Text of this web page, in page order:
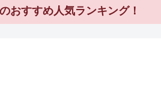
おすすめ人気ランキング！